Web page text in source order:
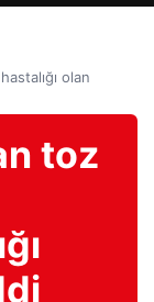
olan
toz